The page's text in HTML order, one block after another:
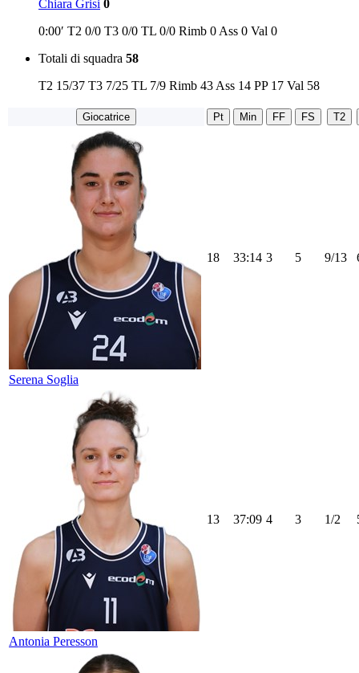
Chiara Grisi 0
0:00′ T2 0/0 T3 0/0 TL 0/0 Rimb 0 Ass 0 Val 0
Totali di squadra 58
T2 15/37 T3 7/25 TL 7/9 Rimb 43 Ass 14 PP 17 Val 58
Giocatrice Pt Min FF FS T2
Serena Soglia
18 33:14 3 5 9/13
Antonia Peresson
13 37:09 4 3 1/2